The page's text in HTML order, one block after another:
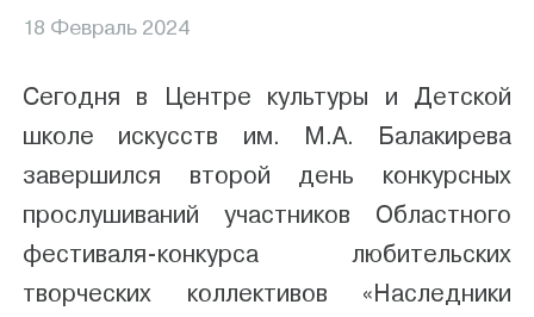
18 Февраль 2024
Сегодня в Центре культуры и Детской
школе искусств им. М.А. Балакирева
завершился второй день конкурсных
прослушиваний участников Областного
фестиваля-конкурса любительских
творческих коллективов «Наследники